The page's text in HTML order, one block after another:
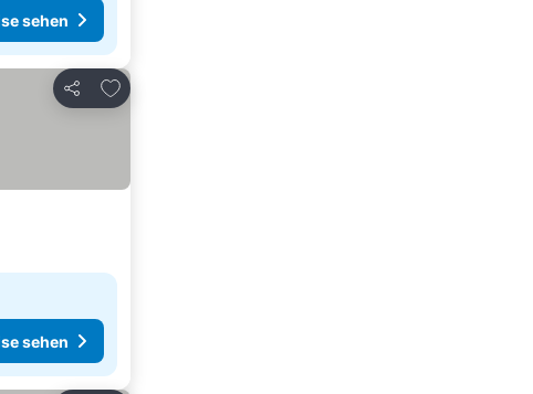
sehen
Teilen
Zu Favoriten hinzufügen
sehen